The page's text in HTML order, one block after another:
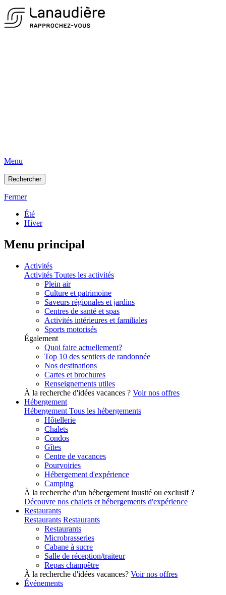
Menu
Rechercher
Fermer
Été
Hiver
Menu principal
Activités
Activités Toutes les activités
Plein air
Culture et patrimoine
Saveurs régionales et jardins
Centres de santé et spas
Activités intérieures et familiales
Sports motorisés
Également
Quoi faire actuellement?
Top 10 des sentiers de randonnée
Nos destinations
Cartes et brochures
Renseignements utiles
À la recherche d'idées vacances ? Voir nos offres
Hébergement
Hébergement Tous les hébergements
Hôtellerie
Chalets
Condos
Gîtes
Centre de vacances
Pourvoiries
Hébergement d'expérience
Camping
À la recherche d'un hébergement inusité ou exclusif ?
Découvre nos chalets et hébergements d'expérience
Restaurants
Restaurants Restaurants
Restaurants
Microbrasseries
Cabane à sucre
Salle de réception/traiteur
Repas champêtre
À la recherche d'idées vacances? Voir nos offres
Événements